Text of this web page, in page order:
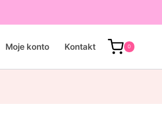
Moje konto Kontakt 0